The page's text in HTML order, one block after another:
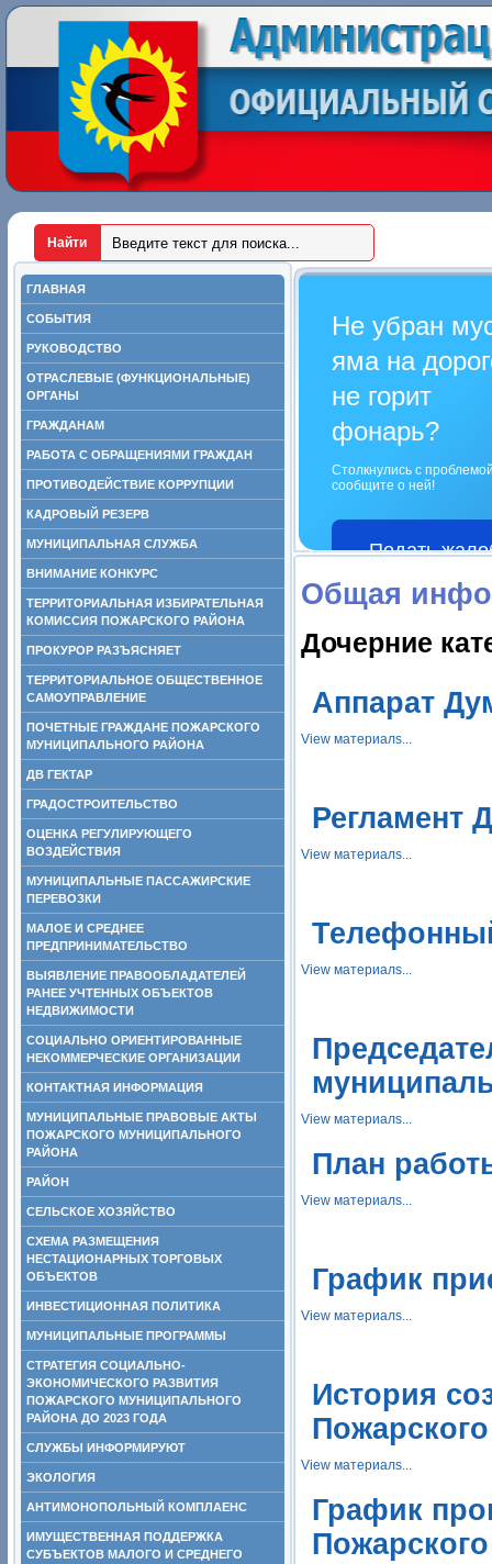
ГЛАВНАЯ
СОБЫТИЯ
РУКОВОДСТВО
ОТРАСЛЕВЫЕ (ФУНКЦИОНАЛЬНЫЕ)
ОРГАНЫ
ГРАЖДАНАМ
РАБОТА С ОБРАЩЕНИЯМИ ГРАЖДАН
ПРОТИВОДЕЙСТВИЕ КОРРУПЦИИ
КАДРОВЫЙ РЕЗЕРВ
МУНИЦИПАЛЬНАЯ СЛУЖБА
ВНИМАНИЕ КОНКУРС
ТЕРРИТОРИАЛЬНАЯ ИЗБИРАТЕЛЬНАЯ
КОМИССИЯ ПОЖАРСКОГО РАЙОНА
ПРОКУРОР РАЗЪЯСНЯЕТ
ТЕРРИТОРИАЛЬНОЕ ОБЩЕСТВЕННОЕ
САМОУПРАВЛЕНИЕ
ПОЧЕТНЫЕ ГРАЖДАНЕ ПОЖАРСКОГО
МУНИЦИПАЛЬНОГО РАЙОНА
ДВ ГЕКТАР
ГРАДОСТРОИТЕЛЬСТВО
ОЦЕНКА РЕГУЛИРУЮЩЕГО
ВОЗДЕЙСТВИЯ
МУНИЦИПАЛЬНЫЕ ПАССАЖИРСКИЕ
ПЕРЕВОЗКИ
МАЛОЕ И СРЕДНЕЕ
ПРЕДПРИНИМАТЕЛЬСТВО
ВЫЯВЛЕНИЕ ПРАВООБЛАДАТЕЛЕЙ
РАНЕЕ УЧТЕННЫХ ОБЪЕКТОВ
НЕДВИЖИМОСТИ
СОЦИАЛЬНО ОРИЕНТИРОВАННЫЕ
НЕКОММЕРЧЕСКИЕ ОРГАНИЗАЦИИ
КОНТАКТНАЯ ИНФОРМАЦИЯ
МУНИЦИПАЛЬНЫЕ ПРАВОВЫЕ АКТЫ
ПОЖАРСКОГО МУНИЦИПАЛЬНОГО
РАЙОНА
РАЙОН
СЕЛЬСКОЕ ХОЗЯЙСТВО
СХЕМА РАЗМЕЩЕНИЯ
НЕСТАЦИОНАРНЫХ ТОРГОВЫХ
ОБЪЕКТОВ
ИНВЕСТИЦИОННАЯ ПОЛИТИКА
МУНИЦИПАЛЬНЫЕ ПРОГРАММЫ
СТРАТЕГИЯ СОЦИАЛЬНО-
ЭКОНОМИЧЕСКОГО РАЗВИТИЯ
ПОЖАРСКОГО МУНИЦИПАЛЬНОГО
РАЙОНА ДО 2023 ГОДА
СЛУЖБЫ ИНФОРМИРУЮТ
ЭКОЛОГИЯ
АНТИМОНОПОЛЬНЫЙ КОМПЛАЕНС
ИМУЩЕСТВЕННАЯ ПОДДЕРЖКА
СУБЪЕКТОВ МАЛОГО И СРЕДНЕГО
Не убран
яма на
не горит
фонарь?
Столкнулись с
сообщите о ней!
Подать
Общая
Дочерние
Аппарат
View материалs...
Регламент
View материалs...
View материалs...
View материалs...
План
View материалs...
График
View материалs...
История
View материалs...
График